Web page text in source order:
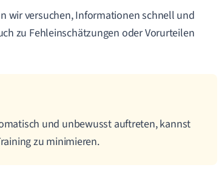
wir versuchen, Informationen schnell und
zu Fehleinschätzungen oder Vorurteilen
und unbewusst auftreten, kannst
zu minimieren.